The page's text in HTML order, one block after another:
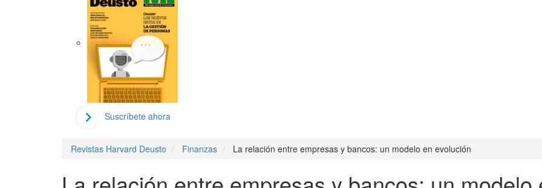
Suscríbete ahora
Revistas Harvard Deusto Finanzas La relación entre empresas y bancos: un modelo en evolución